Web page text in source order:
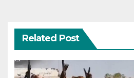
Related Post